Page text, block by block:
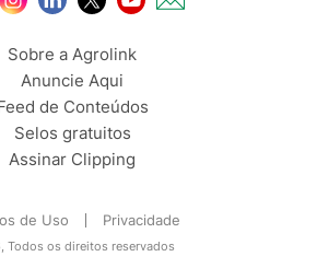
Sobre a Agrolink
Anuncie Aqui
de Conteúdos
Selos gratuitos
Assinar Clipping
de Uso Privacidade
Todos os direitos reservados